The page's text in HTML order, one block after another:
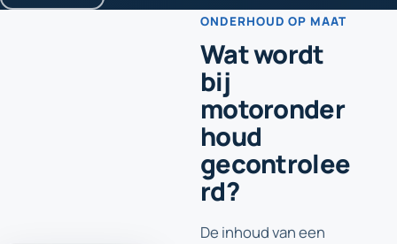
ONDERHOUD OP MAAT
Wat wordt
bij
motoronder
houd
gecontrolee
rd?
De inhoud van een